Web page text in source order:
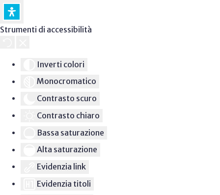
Strumenti di accessibilità
Inverti colori
Monocromatico
Contrasto scuro
Contrasto chiaro
Bassa saturazione
Alta saturazione
Evidenzia link
Evidenzia titoli